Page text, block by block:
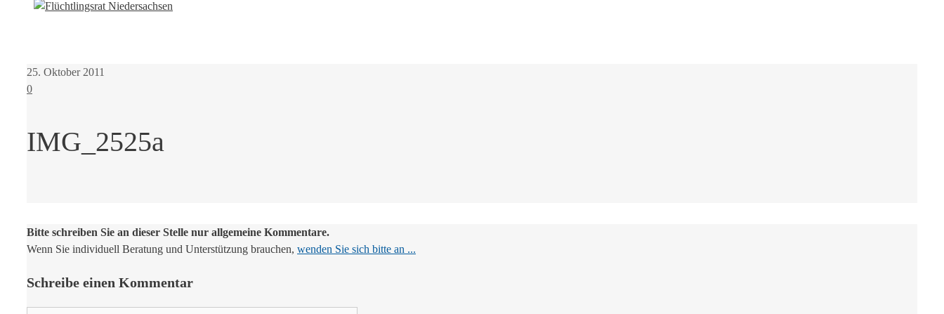
25. Oktober 2011
0
IMG_2525a
Bitte schreiben Sie an dieser Stelle nur allgemeine Kommentare.
Wenn Sie individuell Beratung und Unterstützung brauchen, wenden Sie sich bitte an ...
Schreibe einen Kommentar